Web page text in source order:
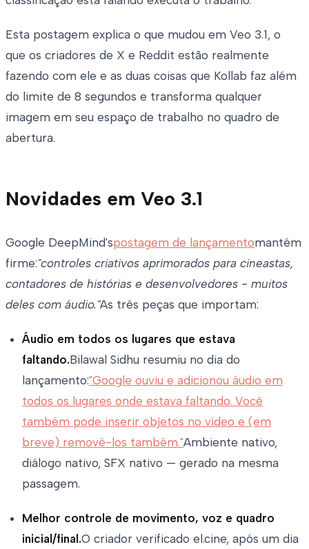
Esta postagem explica o que mudou em Veo 3.1, o
que os criadores de X e Reddit estão realmente
fazendo com ele e as duas coisas que Kollab faz além
do limite de 8 segundos e transforma qualquer
imagem em seu espaço de trabalho no quadro de
abertura.
Novidades em Veo 3.1
Google DeepMind'spostagem de lançamentomantém
firme:"controles criativos aprimorados para cineastas,
contadores de histórias e desenvolvedores - muitos
deles com áudio."As três peças que importam:
Áudio em todos os lugares que estava
faltando.Bilawal Sidhu resumiu no dia do
lançamento:"Google ouviu e adicionou áudio em
todos os lugares onde estava faltando. Você
também pode inserir objetos no vídeo e (em
breve) removê-los também."Ambiente nativo,
diálogo nativo, SFX nativo — gerado na mesma
passagem.
Melhor controle de movimento, voz e quadro
inicial/final.O criador verificado el.cine, após um dia